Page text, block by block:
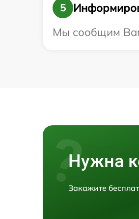
5
Мы сообщим Вам
Нужна
Закажите